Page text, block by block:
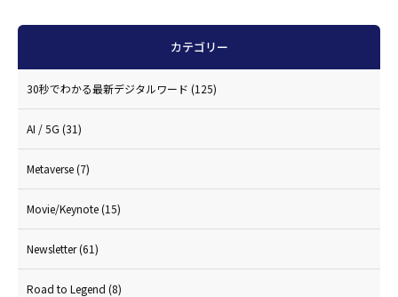
カテゴリー
30秒でわかる最新デジタルワード (125)
AI / 5G (31)
Metaverse(7)
Movie/Keynote(15)
Newsletter(61)
Road to Legend (8)